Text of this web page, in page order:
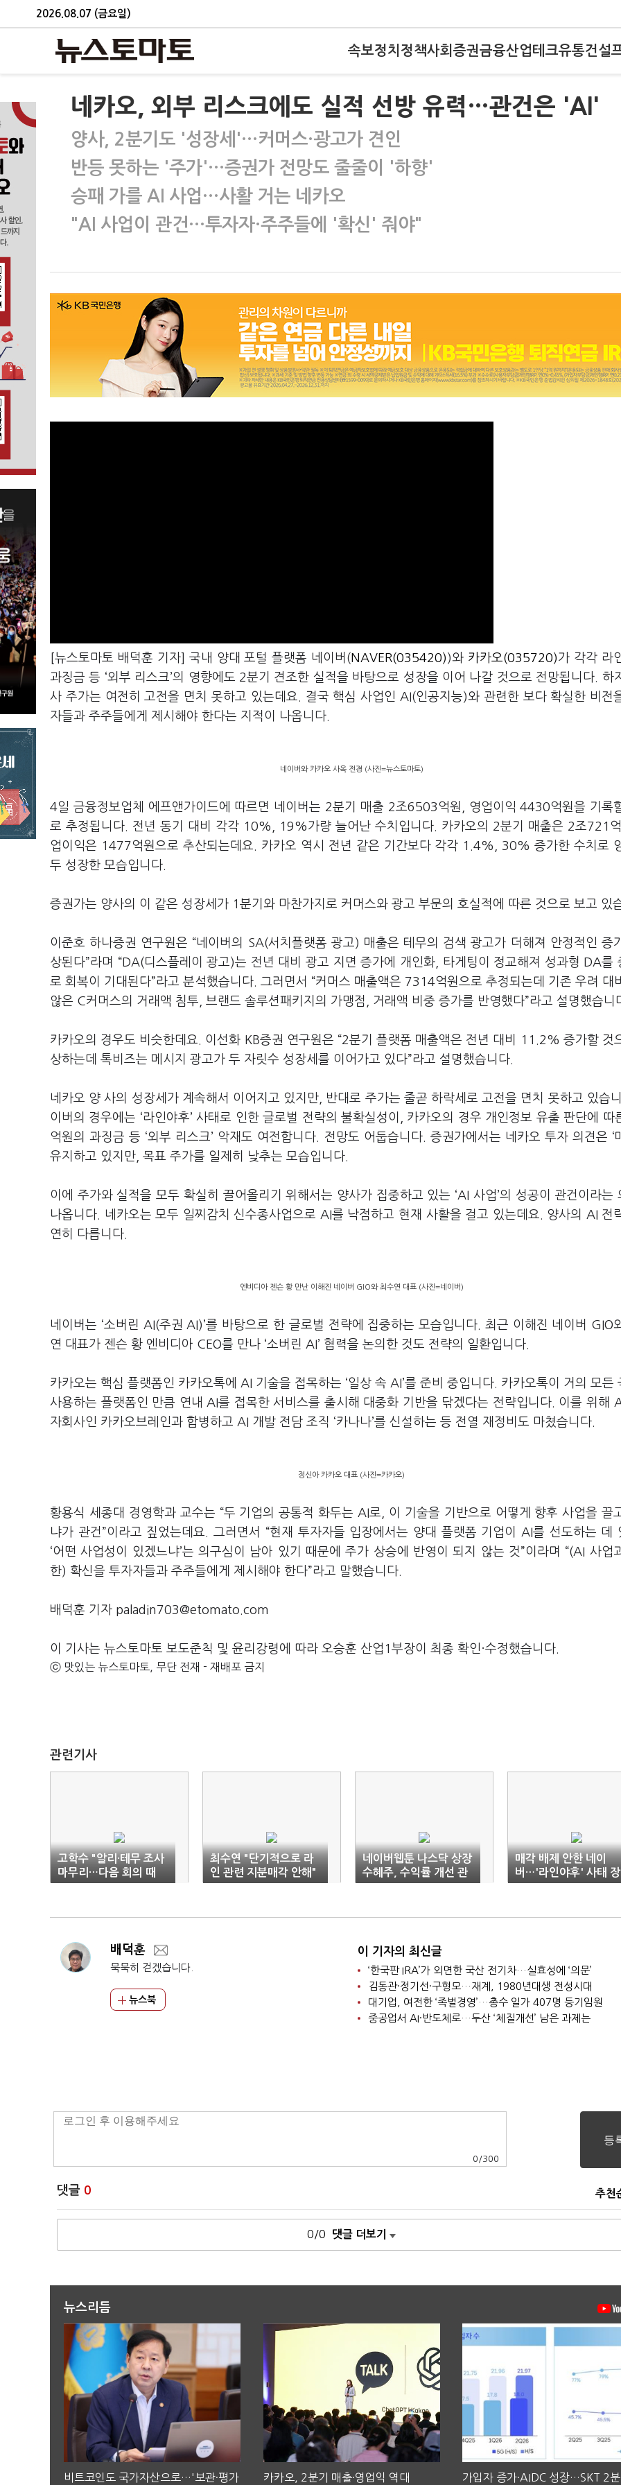
2026.08.07 (금요일)
속보정치 정책사회 증권금융산업테크유통건설
네카오, 외부 리스크에도 실적 선방 유력…관건은 'AI'
양사, 2분기도 '성장세'…커머스·광고가 견인
반등 못하는 '주가'…증권가 전망도 줄줄이 '하향'
승패 가를 AI 사업…사활 거는 네카오
"AI 사업이 관건…투자자·주주들에 '확신' 줘야"
[뉴스토마토 배덕훈 기자] 국내 양대 포털 플랫폼 네이버( NAVER(035420) )와 카카오(035720)가 각각 라
과징금 등 ‘외부 리스크’의 영향에도 2분기 견조한 실적을 바탕으로 성장을 이어 나갈 것으로 전망됩니다
하
사 주가는 여전히 고전을 면치 못하고 있는데요
결국 핵심 사업인 AI(인공지능)와 관련한 보다 확실한 비전
자들과 주주들에게 제시해야 한다는 지적이 나옵니다
네이버와 카카오 사옥 전경 (사진=뉴스토마토)
4일 금융정보업체 에프앤가이드에 따르면 네이버는 2분기 매출 2조6503억원 영업이익4430억원을 기록
로 추정됩니다
전년 동기 대비 각각 10%, 19%가량 늘어난 수치입니다 카카오의 2분기 매출은 2조721
업이익은 1477억원으로 추산되는데요 카카오 역시 전년 같은 기간보다 각각 1.4%, 30%증가한 수치로
두 성장한 모습입니다
증권가는 양사의 이 같은 성장세가 1 분기와 마찬가지로 커머스와 광고 부문의 호실적에 따른 것으로 보고 있
이준호 하나증권 연구원은 “네이버의 SA(서치플랫폼 광고) 매출은 테무의 검색 광고가 더해져 안정적인 증
상된다”라며 “DA(디스플레이 광고)는 전년 대비 광고 지면 증가에 개인화, 타게팅이 정교해져 성과형 DA를
로 회복이 기대된다”라고 분석했습니다 그러면서 “커머스 매출액은 7314억원으로 추정되는데 기존 우려 대
않은 C커머스의 거래액 침투 브랜드 솔루션패키지의 가맹점 거래액 비중 증가를 반영했다”라고 설명했습니
카카오의 경우도 비슷한데요 이선화 KB증권 연구원은 “2분기 플랫폼 매출액은 전년 대비 11.2% 증가할 것
상하는데 톡비즈는 메시지 광고가 두 자릿수 성장세를 이어가고 있다”라고 설명했습니다
네카오 양 사의 성장세가 계속해서 이어지고 있지만
반대로 주가는 줄곧 하락세로 고전을 면치 못하고 있습
이버의 경우에는 ‘라인야후’사태로 인한 글로벌 전략의 불확실성이
카카오의 경우 개인정보 유출 판단에 따
억원의 과징금 등 ‘외부 리스크’ 악재도 여전합니다 전망도 어둡습니다. 증권가에서는 네카오 투자 의견은 ‘
유지하고 있지만 목표 주가를 일제히 낮추는 모습입니다
이에 주가와 실적을 모두 확실히 끌어올리기 위해서는 양사가 집중하고 있는 ‘AI 사업’의 성공이 관건이라는
나옵니다
네카오는 모두 일찌감치 신수종사업으로 AI를 낙점하고 현재 사활을 걸고 있는데요 양사의 AI 전
연히 다릅니다
엔비디아 젠슨 황 만난 이해진 네이버 GIO와 최수연 대표 (사진=네이버)
네이버는 ‘소버린 AI(주권 AI)’를 바탕으로 한 글로벌 전략에 집중하는 모습입니다 최근 이해진 네이버 GIO
연 대표가 젠슨 황 엔비디아 CEO를 만나 ‘소버린 AI’ 협력을 논의한 것도 전략의 일환입니다
카카오는 핵심 플랫폼인 카카오톡에 AI 기술을 접목하는 ‘일상 속 AI’를 준비 중입니다
카카오톡이 거의 모든
사용하는 플랫폼인 만큼 연내 AI를 접목한 서비스를 출시해 대중화 기반을 닦겠다는 전략입니다. 이를 위해
자회사인 카카오브레인과 합병하고 AI 개발 전담 조직 ‘카나나’를 신설하는 등 전열 재정비도 마쳤습니다
정신아 카카오 대표 (사진=카카오)
황용식 세종대 경영학과 교수는 “두 기업의 공통적 화두는 AI로
이 기술을 기반으로 어떻게 향후 사업을 끌
냐가 관건 ”이라고 짚었는데요 .그러면서 “현재 투자자들 입장에서는 양대 플랫폼 기업이 AI를 선도하는 데
‘어떤 사업성이 있겠느냐’는 의구심이 남아 있기 때문에 주가 상승에 반영이 되지 않는 것”이라며 “(AI 사업
한) 확신을 투자자들과 주주들에게 제시해야 한다”라고 말했습니다
배덕훈 기자 paladin703@etomato.com
이 기사는 뉴스토마토 보도준칙 및 윤리강령에 따라 오승훈 산업1부장이 최종 확인·수정했습니다.
ⓒ 맛있는 뉴스토마토, 무단 전재 - 재배포 금지
관련기사
고학수 "알리·테무 조사
마무리…다음 회의 때
처분"
최수연 "단기적으로 라
인 관련 지분매각 안해"
네이버웹툰 나스닥 상장
수혜주, 수익률 개선 관
건
매각 배제 안한 네이
버…'라인야후' 사태 장
기화에 '정부 책임론'
배덕훈
묵묵히 걷겠습니다.
뉴스북
이 기자의 최신글
‘한국판 IRA’가 외면한 국산 전기차…실효성에 ‘의문’
김동관·정기선·구형모…재계, 1980년대생 전성시대
대기업, 여전한 ‘족벌경영’…총수 일가 407명 등기임원
중공업서 AI·반도체로…두산 ‘체질개선’ 남은 과제는
0 /300
댓글 0 추천
0/0 댓글 더보기
뉴스리듬
비트코인도 국가자산으로…'보관·평가 카카오, 2분기 매출·영업익 역대 가입자 증가·AIDC 성장…SKT 2